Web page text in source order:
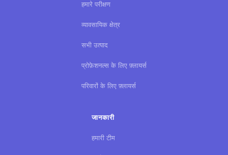
हमारे परीक्षण
व्यावसायिक क्षेत्र
सभी उत्पाद
प्रोफ़ेशनल्स के लिए फ़्लायर्स
परिवारों के लिए फ़्लायर्स
जानकारी
हमारी टीम